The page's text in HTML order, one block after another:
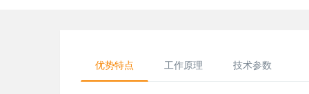
优势特点 工作原理 技术参数